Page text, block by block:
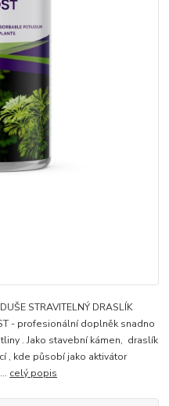
STRAVITELNÝ DRASLÍK
- profesionální doplněk snadno
. Jako stavební kámen, draslík
, kde působí jako aktivátor
celý popis